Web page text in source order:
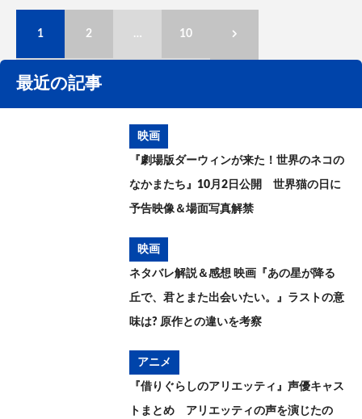
1 2 … 10
最近の記事
映画
『劇場版ダーウィンが来た！世界のネコの
なかまたち』10月2日公開 世界猫の日に
予告映像＆場面写真解禁
映画
ネタバレ解説＆感想 映画『あの星が降る
丘で、君とまた出会いたい。』ラストの意
味は? 原作との違いを考察
アニメ
『借りぐらしのアリエッティ』声優キャス
トまとめ アリエッティの声を演じたの